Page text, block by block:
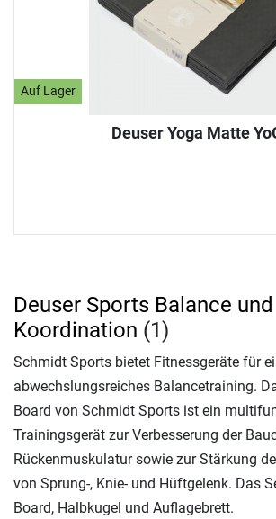
Auf Lager
Deuser Yoga Matte
Deuser Sports Balance und
Koordination (1)
Schmidt Sports bietet Fitnessgeräte für
abwechslungsreiches Balancetraining.
Board von Schmidt Sports ist ein
Trainingsgerät zur Verbesserung der
Rückenmuskulatur sowie zur Stärkung
von Sprung-, Knie- und Hüftgelenk. Das
Board, Halbkugel und Auflagebrett.